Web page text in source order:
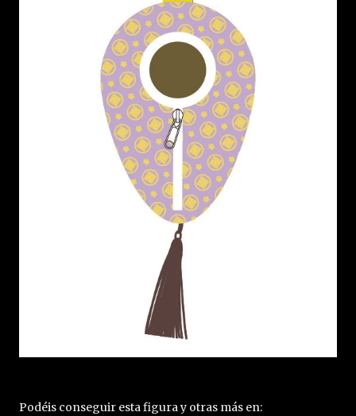
Podéis conseguir esta figura y otras más en: